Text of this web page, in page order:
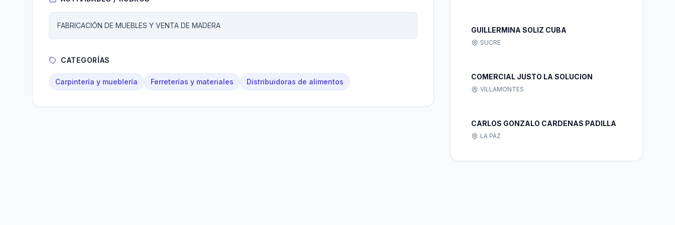
FABRICACIÓN DE MUEBLES Y VENTA DE MADERA
CATEGORÍAS
Carpintería y mueblería Ferreterías y materiales Distribuidoras de alimentos
GUILLERMINA SOLIZ CUBA
SUCRE
COMERCIAL JUSTO LA SOLUCION
VILLAMONTES
CARLOS GONZALO CARDENAS PADILLA
LA PAZ